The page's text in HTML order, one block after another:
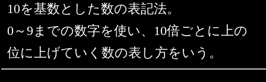
10を基数とした数の表記法。
0～9までの数字を使い、10倍ごとに上の
位に上げていく数の表し方をいう。